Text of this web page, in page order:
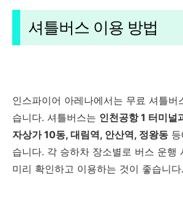
셔틀버스 이용 방법
인스파이어 아레나에서는 무료 셔틀버
습니다. 셔틀버스는 인천공항 1 터미널
자상가 10동, 대림역, 안산역, 정왕동
습니다. 각 승하차 장소별로 버스 운행
미리 확인하고 이용하는 것이 좋습니다.